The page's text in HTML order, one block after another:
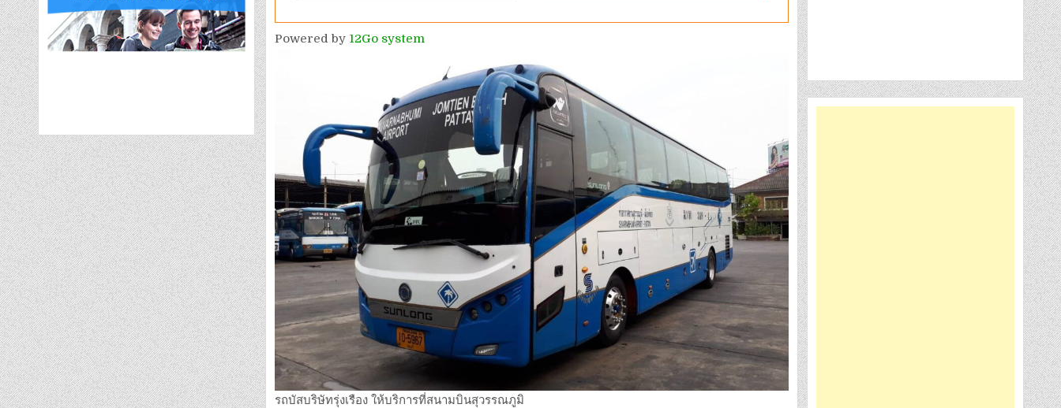
Powered by 12Go system
รถบัสบริษัทรุ่งเรือง ให้บริการที่สนามบินสุวรรณภูมิ